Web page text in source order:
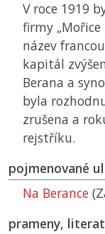
V roce 1919
firmy „Mořice
název
kapitál
Berana a
byla
zrušena a
rejstříku.
pojmenované
Na Berance
prameny,